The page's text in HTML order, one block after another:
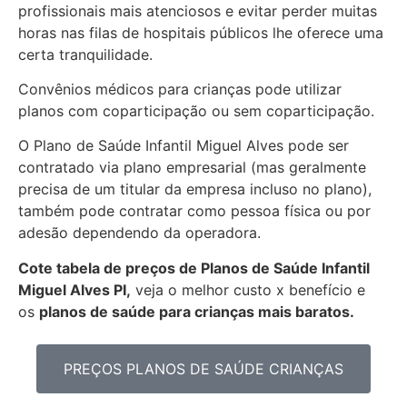
profissionais mais atenciosos e evitar perder muitas
horas nas filas de hospitais públicos lhe oferece uma
certa tranquilidade.
Convênios médicos para crianças pode utilizar
planos com coparticipação ou sem coparticipação.
O Plano de Saúde Infantil Miguel Alves pode ser
contratado via plano empresarial (mas geralmente
precisa de um titular da empresa incluso no plano),
também pode contratar como pessoa física ou por
adesão dependendo da operadora.
Cote tabela de preços de Planos de Saúde Infantil
Miguel Alves PI, veja o melhor custo x benefício e
os planos de saúde para crianças mais baratos.
PREÇOS PLANOS DE SAÚDE CRIANÇAS